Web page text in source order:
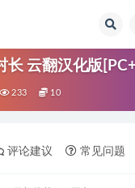
长 云翻汉化版
233 10
评论建议 常见问题